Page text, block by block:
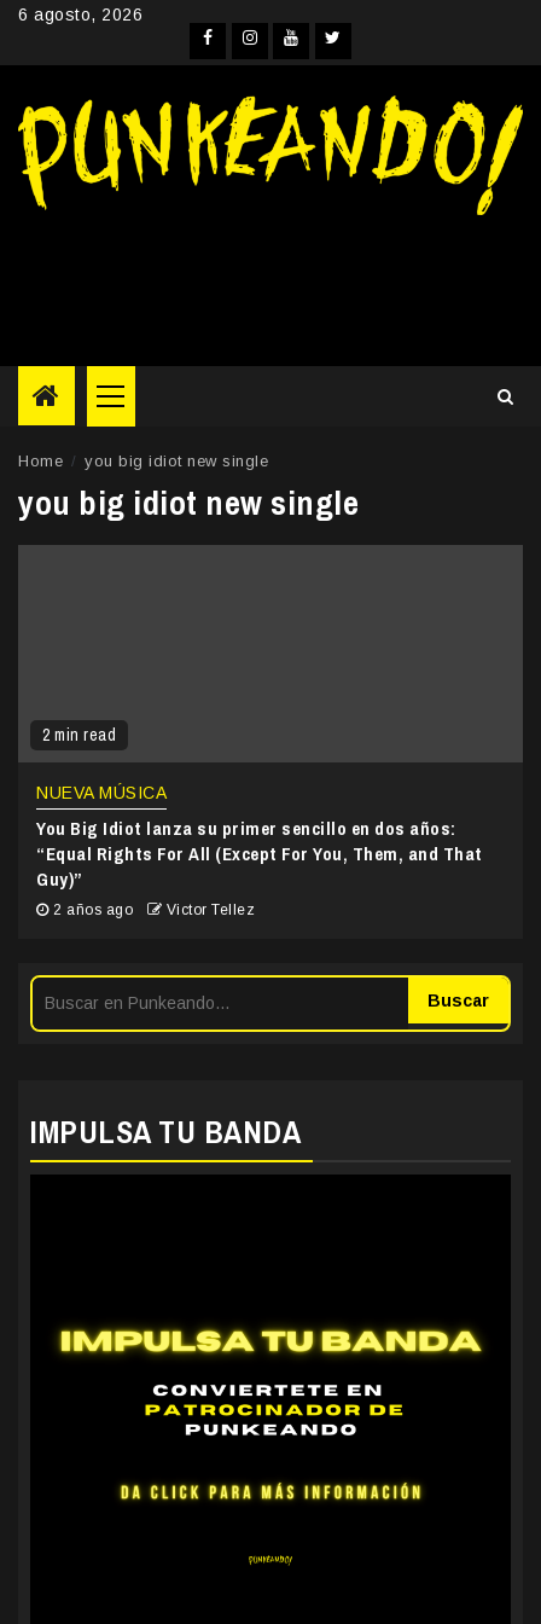
Skip6 agosto, 2026
Facebook
Instagram
YouTube
Twitter
Primary
Menu
Home you big idiot new single
you big idiot new single
2 min read
NUEVA MÚSICA
You Big Idiot lanza su primer sencillo en dos años:
“Equal Rights For All (Except For You, Them, and That
Guy)”
2 años ago Victor Tellez
Buscar
IMPULSA TU BANDA